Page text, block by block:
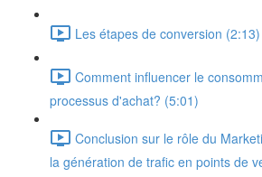
Les étapes de conversion (2:13)
Comment influencer le
processus d'achat? (5:01)
Conclusion sur le rôle du
la génération de trafic en points de